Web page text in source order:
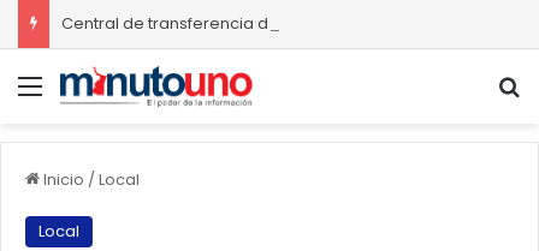
Menú
Inicio /Local
Local